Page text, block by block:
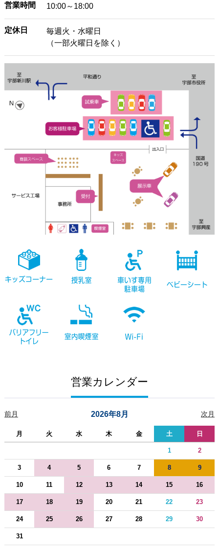
営業時間 10:00～18:00
定休日
毎週火・水曜日
（一部火曜日を除く）
営業カレンダー
前月 2026年8月 次月
月 火 水 木 金 土 日
1 2
3 4 5 6 7 8 9
10 11 12 13 14 15 16
17 18 19 20 21 22 23
24 25 26 27 28 29 30
31